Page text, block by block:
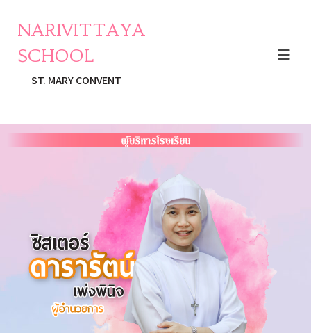
NARIVITTAYA
SCHOOL
ST. MARY CONVENT